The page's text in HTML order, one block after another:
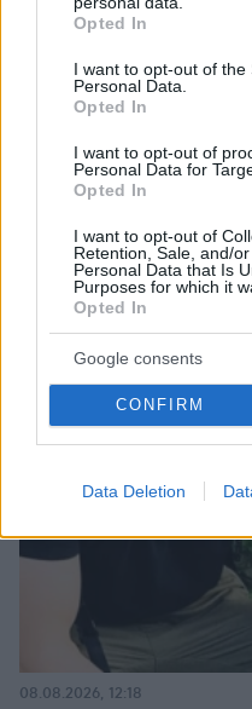
grant or deny consent to
use your data for below
consent section.
Opted In
I want to opt-out of the
Personal Data.
Opted In
I want to opt-out of
Personal Data for
Opted In
I want to opt-out of
Retention, Sale, and/
Personal Data that Is
Purposes for which it
Opted In
Google consents
CONFIRM
Data Deletion
Τι έγραφαν οι ξένοι
τηλεγραφήματά τους
08.08.2026, 12:18